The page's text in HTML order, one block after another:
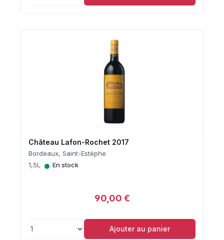
Château Lafon-Rochet 2017
Bordeaux, Saint-Estèphe
1,5L
• En stock
90,00 €
Ajouter au panier